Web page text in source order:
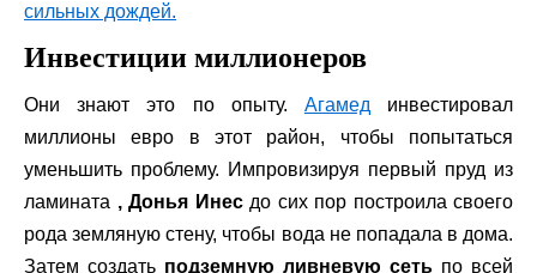
сильных дождей.
Инвестиции миллионеров
Они знают это по опыту. Агамед инвестировал
миллионы евро в этот район, чтобы попытаться
уменьшить проблему. Импровизируя первый пруд из
ламината , Донья Инесдо сих пор построила своего
рода земляную стену, чтобы вода не попадала в дома.
Затем создать подземную ливневую сеть по всей